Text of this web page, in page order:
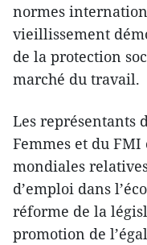
normes
vieillissement
de la protection
marché du travail.
Les représentants
Femmes et du
mondiales
d’emploi dans
réforme de la
promotion de